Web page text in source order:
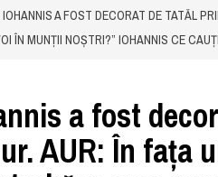
A FOST DECORAT DE TATĂL
ÎN MUNȚII NOȘTRI?” IOHANNIS CE
a fost
AUR: În fața